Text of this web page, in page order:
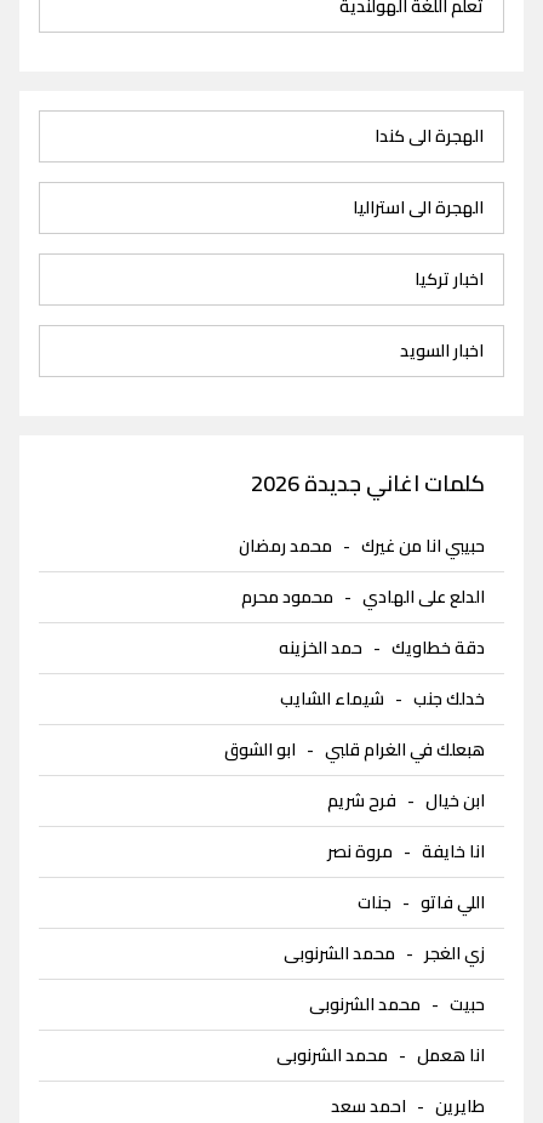
الهجرة الى كندا
الهجرة الى استراليا
اخبار تركيا
اخبار السويد
كلمات اغاني جديدة 2026
حبيبي انا من غيرك - محمد رمضان
الدلع على الهادي - محمود محرم
دقة خطاويك - حمد الخزينه
خدلك جنب - شيماء الشايب
هبعلك في الغرام قلبي - ابو الشوق
ابن خيال - فرح شريم
انا خايفة - مروة نصر
اللي فاتو - جنات
زي الغجر - محمد الشرنوبى
حبيت - محمد الشرنوبى
انا هعمل - محمد الشرنوبى
طايرين - احمد سعد